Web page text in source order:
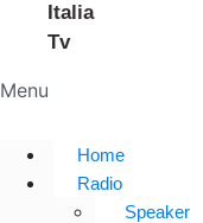
Italia
Tv
Menu
Home
Radio
Speaker